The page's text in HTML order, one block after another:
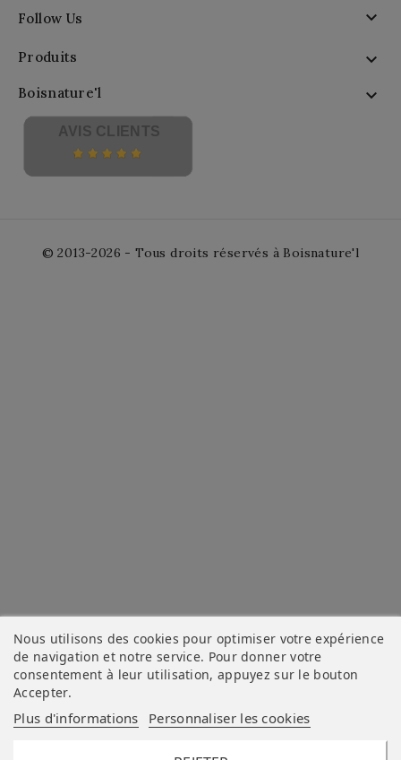
Follow Us 
Produits 
Boisnature'l 
Nous utilisons des cookies pour optimiser votre expérience
de navigation et notre service. Pour donner votre
consentement à leur utilisation, appuyez sur le bouton
Accepter.
Plus d'informations Personnaliser les cookies
AVIS CLIENTS
© 2013-2026 - Tous droits réservés à Boisnature'l